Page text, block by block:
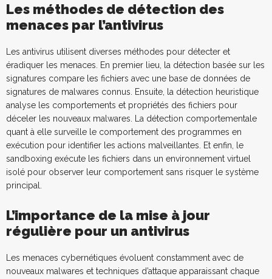
Les méthodes de détection des
menaces par l’antivirus
Les antivirus utilisent diverses méthodes pour détecter et
éradiquer les menaces. En premier lieu, la détection basée sur les
signatures compare les fichiers avec une base de données de
signatures de malwares connus. Ensuite, la détection heuristique
analyse les comportements et propriétés des fichiers pour
déceler les nouveaux malwares. La détection comportementale
quant à elle surveille le comportement des programmes en
exécution pour identifier les actions malveillantes. Et enfin, le
sandboxing exécute les fichiers dans un environnement virtuel
isolé pour observer leur comportement sans risquer le système
principal.
L’importance de la mise à jour
régulière pour un antivirus
Les menaces cybernétiques évoluent constamment avec de
nouveaux malwares et techniques d’attaque apparaissant chaque